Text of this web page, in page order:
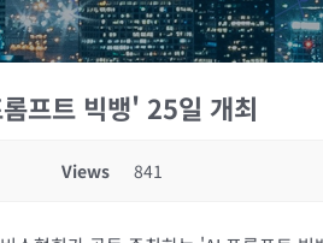
프트 빅뱅' 25일 개최
Views 841